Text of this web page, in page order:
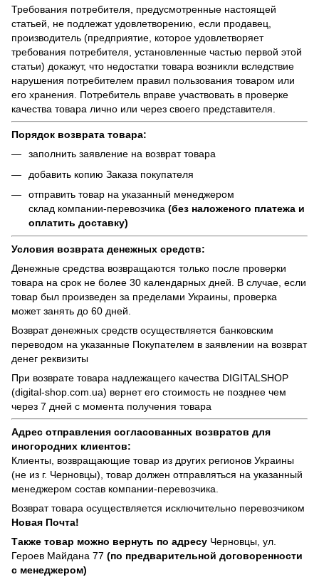
Требования потребителя, предусмотренные настоящей
статьей, не подлежат удовлетворению, если продавец,
производитель (предприятие, которое удовлетворяет
требования потребителя, установленные частью первой этой
статьи) докажут, что недостатки товара возникли вследствие
нарушения потребителем правил пользования товаром или
его хранения. Потребитель вправе участвовать в проверке
качества товара лично или через своего представителя.
Порядок возврата товара:
заполнить заявление на возврат товара
добавить копию Заказа покупателя
отправить товар на указанный менеджером
склад компании-перевозчика (без наложеного платежа и
оплатить доставку)
Условия возврата денежных средств:
Денежные средства возвращаются только после проверки
товара на срок не более 30 календарных дней. В случае, если
товар был произведен за пределами Украины, проверка
может занять до 60 дней.
Возврат денежных средств осуществляется банковским
переводом на указанные Покупателем в заявлении на возврат
денег реквизиты
При возврате товара надлежащего качества DIGITALSHOP
(digital-shop.com.ua) вернет его стоимость не позднее чем
через 7 дней с момента получения товара
Адрес отправления согласованных возвратов для
иногородних клиентов:
Клиенты, возвращающие товар из других регионов Украины
(не из г. Черновцы), товар должен отправляться на указанный
менеджером состав компании-перевозчика.
Возврат товара осуществляется исключительно перевозчиком
Новая Почта!
Также товар можно вернуть по адресу Черновцы, ул.
Героев Майдана 77 (по предварительной договоренности
с менеджером)